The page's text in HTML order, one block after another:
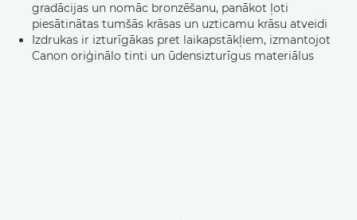
gradācijas un nomāc bronzēšanu, panākot ļoti
piesātinātas tumšās krāsas un uzticamu krāsu atveidi
Izdrukas ir izturīgākas pret laikapstākļiem, izmantojot
Canon oriģinālo tinti un ūdensizturīgus materiālus